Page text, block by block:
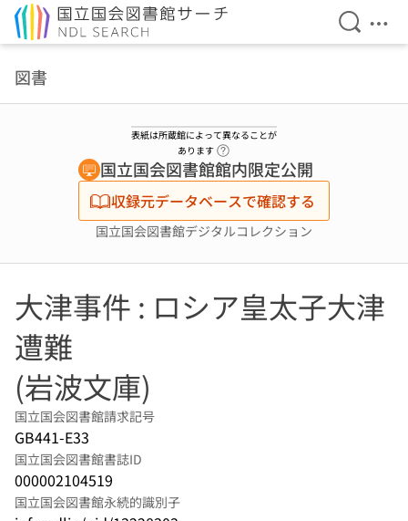
検索を
メ
図書
表紙は所蔵館によって異なることが
あります
国立国会図書館館内限定公開
収録元データベースで確認する
国立国会図書館デジタルコレクション
大津事件 : ロシア皇太子大津
遭難
(岩波文庫)
国立国会図書館請求記号
GB441-E33
国立国会図書館書誌ID
000002104519
国立国会図書館永続的識別子